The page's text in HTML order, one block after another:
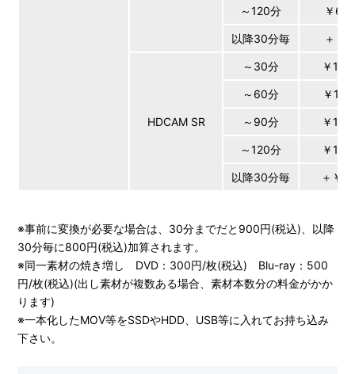
～120分 ￥
以降30分毎 ＋￥
HDCAM SR
～30分 ￥
～60分 ￥
～90分 ￥
～120分 ￥
以降30分毎 ＋￥
※事前に変換が必要な場合は、30分までだと900円(税込)、以降
30分毎に800円(税込)加算されます。
※同一素材の焼き増し DVD：300円/枚(税込) Blu-ray：500
円/枚(税込)(出し素材が複数ある場合、素材本数分の料金がかか
ります)
※一本化したMOV等をSSDやHDD、USB等に入れてお持ち込み
下さい。